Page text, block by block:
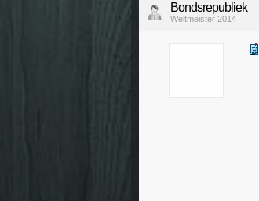
Bondsrepubliek
Weltmeister 2014